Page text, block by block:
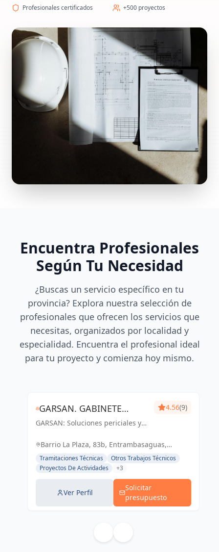
Profesionales certificados
+500 proyectos
Encuentra Profesionales
Según Tu Necesidad
¿Buscas un servicio específico en tu
provincia? Explora nuestra selección de
profesionales que ofrecen los servicios que
necesitas, organizados por localidad y
especialidad. Encuentra el profesional ideal
para tu proyecto y comienza hoy mismo.
GARSAN. GABINETE
PERICIAL, GESTIÓN DE
PROYECTOS Y OBRAS.
GARSAN: Soluciones periciales y
excelencia y compromiso en
éxito.
4.56(9)
Barrio La Plaza, 83b, Entrambasaguas,
Cantabria, España, España
Tramitaciones Técnicas
Otros Trabajos Técnicos
Proyectos De Actividades
+3
Ver Perfil
Solicitar
presupuesto